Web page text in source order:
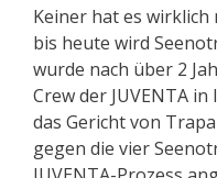
Keiner hat es wirklich
bis heute wird
wurde nach über 2
Crew der JUVENTA
das Gericht von
gegen die vier